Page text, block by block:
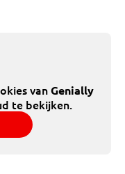
vanGenially
te bekijken.